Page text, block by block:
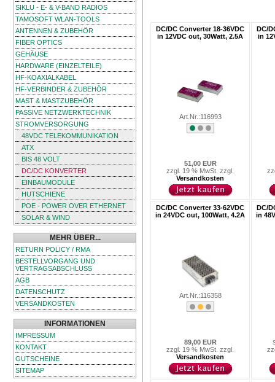
SIKLU - E- & V-BAND RADIOS
TAMOSOFT WLAN-TOOLS
ANTENNEN & ZUBEHÖR
FIBER OPTICS
GEHÄUSE
HARDWARE (EINZELTEILE)
HF-KOAXIALKABEL
HF-VERBINDER & ZUBEHÖR
MAST & MASTZUBEHÖR
PASSIVE NETZWERKTECHNIK
STROMVERSORGUNG
48VDC TELEKOMMUNIKATION
ATX
BIS 48 VOLT
DC/DC KONVERTER
EINBAUMODULE
HUTSCHIENE
POE - POWER OVER ETHERNET
SOLAR & WIND
MEHR ÜBER...
RETURN POLICY / RMA
BESTELLVORGANG UND
VERTRAGSABSCHLUSS
AGB
DATENSCHUTZ
VERSANDKOSTEN
INFORMATIONEN
IMPRESSUM
KONTAKT
GUTSCHEINE
SITEMAP
DC/DC Converter 18-36VDC
in 12VDC out, 30Watt, 2.5A
Art.Nr.:116993
51,00 EUR
zzgl. 19 % MwSt. zzgl.
Versandkosten
DC/
in
DC/DC Converter 33-62VDC
in 24VDC out, 100Watt, 4.2A
Art.Nr.:116358
89,00 EUR
zzgl. 19 % MwSt. zzgl.
Versandkosten
DC/
in